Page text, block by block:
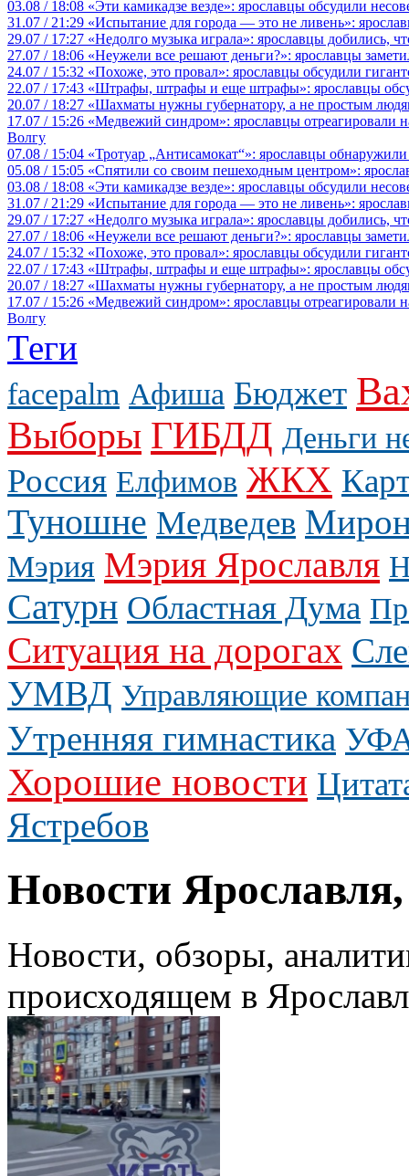
03.08 / 18:08 «Эти камикадзе везде»: ярославцы обсудили
31.07 / 21:29 «Испытание для города — это не ливень»:
29.07 / 17:27 «Недолго музыка играла»: ярославцы добились,
27.07 / 18:06 «Неужели все решают деньги?»: ярославцы
24.07 / 15:32 «Похоже, это провал»: ярославцы обсудили
22.07 / 17:43 «Штрафы, штрафы и еще штрафы»: ярославцы
20.07 / 18:27 «Шахматы нужны губернатору, а не простым
17.07 / 15:26 «Медвежий синдром»: ярославцы отреагировали
Волгу
07.08 / 15:04 «Тротуар „Антисамокат“»: ярославцы
05.08 / 15:05 «Спятили со своим пешеходным центром»:
03.08 / 18:08 «Эти камикадзе везде»: ярославцы обсудили
31.07 / 21:29 «Испытание для города — это не ливень»:
29.07 / 17:27 «Недолго музыка играла»: ярославцы добились,
27.07 / 18:06 «Неужели все решают деньги?»: ярославцы
24.07 / 15:32 «Похоже, это провал»: ярославцы обсудили
22.07 / 17:43 «Штрафы, штрафы и еще штрафы»: ярославцы
20.07 / 18:27 «Шахматы нужны губернатору, а не простым
17.07 / 15:26 «Медвежий синдром»: ярославцы отреагировали
Волгу
Теги
facepalm Афиша Бюджет
Выборы ГИБДД Деньги
Россия Елфимов ЖКХ
Туношне Медведев
Мэрия Мэрия Ярославля
Сатурн Областная Дума
Ситуация на дорогах
УМВД Управляющие
Утренняя гимнастика
Хорошие новости
Ястребов
Новости
Новости, обзоры,
происходящем в